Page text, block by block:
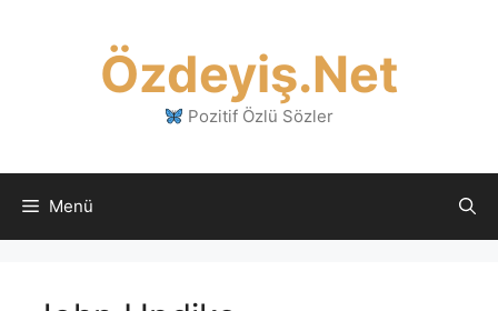
Özdeyiş.Net
Pozitif Özlü Sözler
Menü